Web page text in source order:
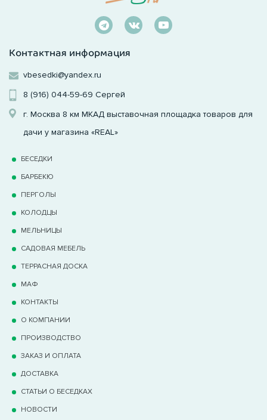
Контактная информация
vbesedki@yandex.ru
8 (916) 044-59-69 Сергей
г. Москва 8 км МКАД выставочная площадка товаров для
дачи у магазина «REAL»
БЕСЕДКИ
БАРБЕКЮ
ПЕРГОЛЫ
КОЛОДЦЫ
МЕЛЬНИЦЫ
САДОВАЯ МЕБЕЛЬ
ТЕРРАCНАЯ ДОСКА
МАФ
КОНТАКТЫ
О КОМПАНИИ
ПРОИЗВОДСТВО
ЗАКАЗ И ОПЛАТА
ДОСТАВКА
СТАТЬИ О БЕСЕДКАХ
НОВОСТИ